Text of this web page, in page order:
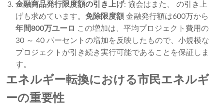
金融商品発行限度額の引き上げ: 協会はまた、 の引き上
げも求めています。 免除限度額 金融発行額は600万から
年間800万ユーロ この増加は、平均プロジェクト費用の
30 ～ 40 パーセントの増加を反映したもので、小規模な
プロジェクトが引き続き実行可能であることを保証しま
す。
エネルギー転換における市民エネルギ
ーの重要性